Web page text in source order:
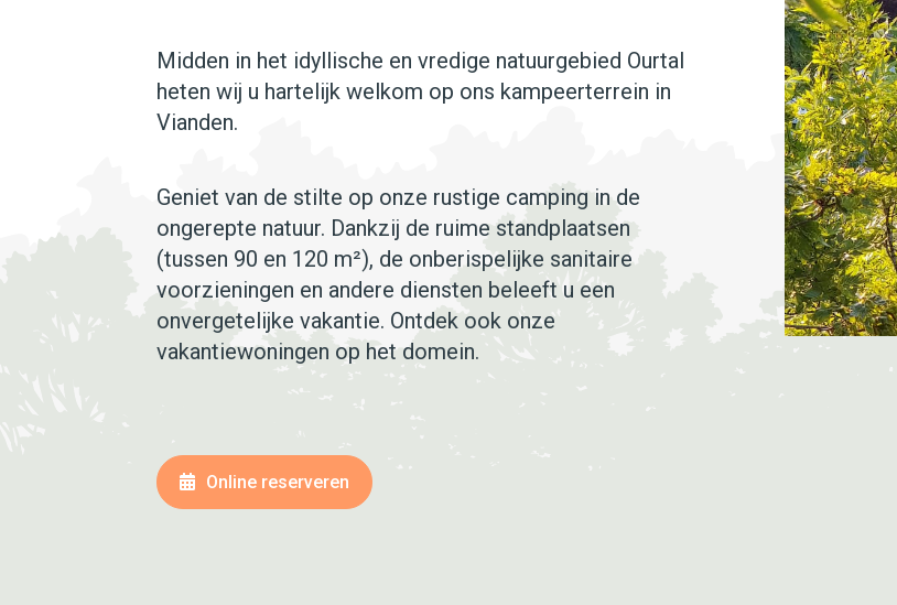
Midden in het idyllische en vredige natuurgebied Ourtal
heten wij u hartelijk welkom op ons kampeerterrein in
Vianden.
Geniet van de stilte op onze rustige camping in de
ongerepte natuur. Dankzij de ruime standplaatsen
(tussen 90 en 120 m²), de onberispelijke sanitaire
voorzieningen en andere diensten beleeft u een
onvergetelijke vakantie. Ontdek ook onze
vakantiewoningen op het domein.
Online reserveren